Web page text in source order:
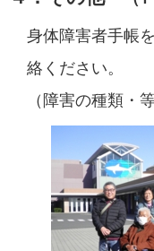
身体障害者手帳
絡ください。
（障害の種類・